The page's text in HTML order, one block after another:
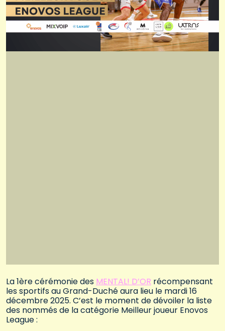
La 1ère cérémonie des MENTAL! D’OR récompensant
les sportifs au Grand-Duché aura lieu le mardi 16
décembre 2025. C’est le moment de dévoiler la liste
des nommés de la catégorie Meilleur joueur Enovos
League :